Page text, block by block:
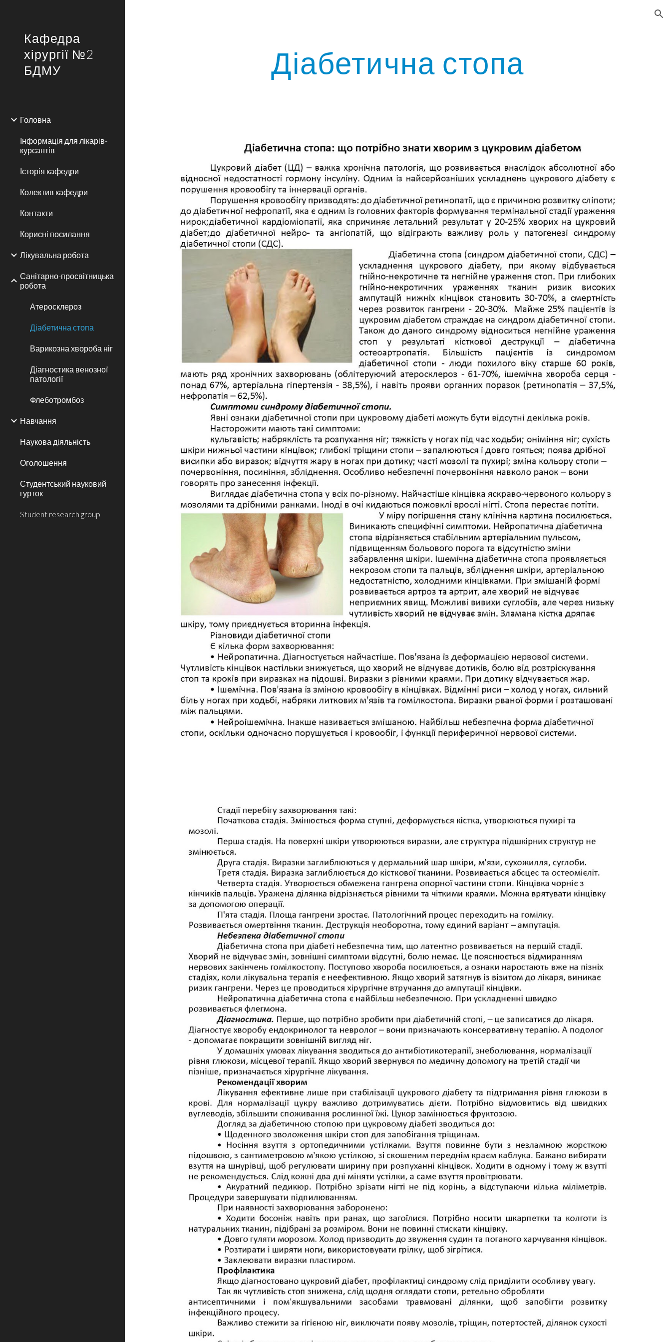
Кафедра
хірургії №2
БДМУ
Головна
Інформація для лікарів-
курсантів
Історія кафедри
Колектив кафедри
Контакти
Корисні посилання
Лікувальна робота
Санітарно-просвітницька
робота
Атеросклероз
Діабетична стопа
Варикозна хвороба ніг
Діагностика венозної
патології
Флеботромбоз
Навчання
Наукова діяльність
Оголошення
Студентський науковий
гурток
Student research group
Діабетична стопа